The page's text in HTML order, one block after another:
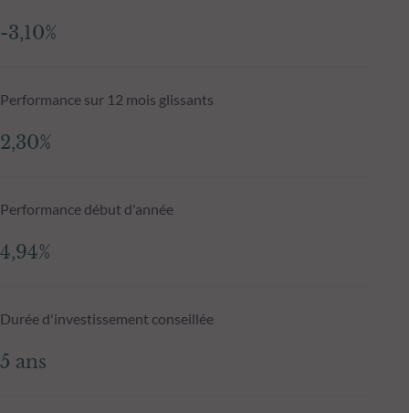
-3,10%
Performance sur 12 mois glissants
2,30%
Performance début d'année
4,94%
Durée d'investissement conseillée
5 ans